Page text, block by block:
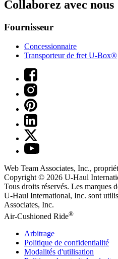
Collaborez avec nous
Fournisseur
Concessionnaire
Transporteur de fret U-Box®
Web Team Associates, Inc.,
Copyright © 2026 U-Haul
Tous droits réservés. Les marques
U-Haul International, Inc. sont
Associates, Inc.
Air-Cushioned Ride®
Arbitrage
Politique de confidentialité
Modalités d'utilisation